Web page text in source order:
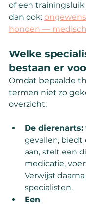
of een trainingsluik
dan ook:
honden —
Welke
bestaan er
Omdat bepaalde
termen niet zo
overzicht:
De dierenarts:
gevallen, biedt
aan, stelt een
medicatie,
Verwijst
specialisten.
Een